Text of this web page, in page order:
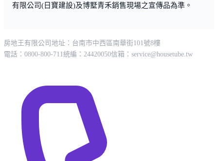
有限公司(日寶建設)及博墅青禾銷售現場之宣傳品為準。
房地王有限公司 地址：台南市中西區南華街101號8樓
電話：0800-800-711統編：24420050信箱： service@housetube.tw